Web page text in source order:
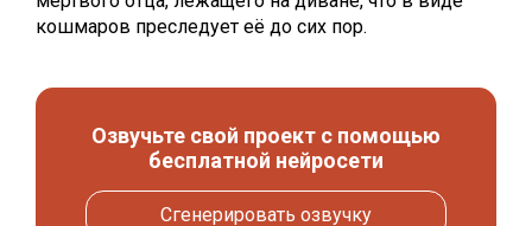
кошмаров преследует её до сих пор.
Озвучьте свой проект с помощью
бесплатной нейросети
Сгенерировать озвучку